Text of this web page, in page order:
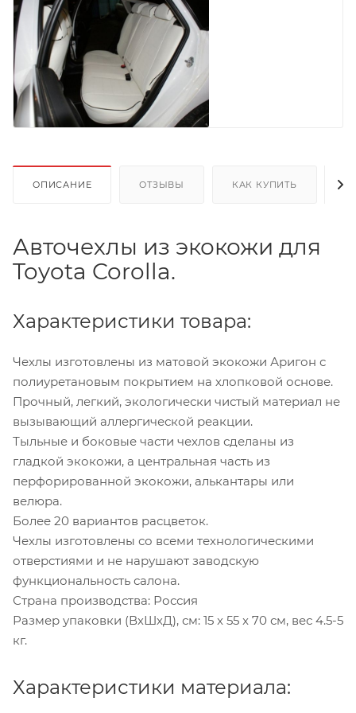
ОПИСАНИЕ ОТЗЫВЫ КАК КУПИТЬ
Авточехлы из экокожи для
Toyota Corolla.
Характеристики товара:
Чехлы изготовлены из матовой экокожи Аригон с
полиуретановым покрытием на хлопковой основе.
Прочный, легкий, экологически чистый материал не
вызывающий аллергической реакции.
Тыльные и боковые части чехлов сделаны из
гладкой экокожи, а центральная часть из
перфорированной экокожи, алькантары или
велюра.
Более 20 вариантов расцветок.
Чехлы изготовлены со всеми технологическими
отверстиями и не нарушают заводскую
функциональность салона.
Страна производства: Россия
Размер упаковки (ВхШхД), см: 15 x 55 x 70 см, вес 4.5-5
кг.
Характеристики материала: